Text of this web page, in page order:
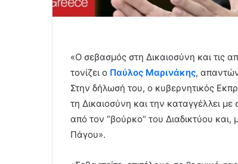
«Ο σεβασμός στη Δικαιοσύνη και τις
τονίζει ο Παύλος Μαρινάκης,
Στην δήλωσή του, ο κυβερνητικός
τη Δικαιοσύνη και την καταγγέλλει
από τον “βούρκο” του Διαδικτύου
Πάγου».